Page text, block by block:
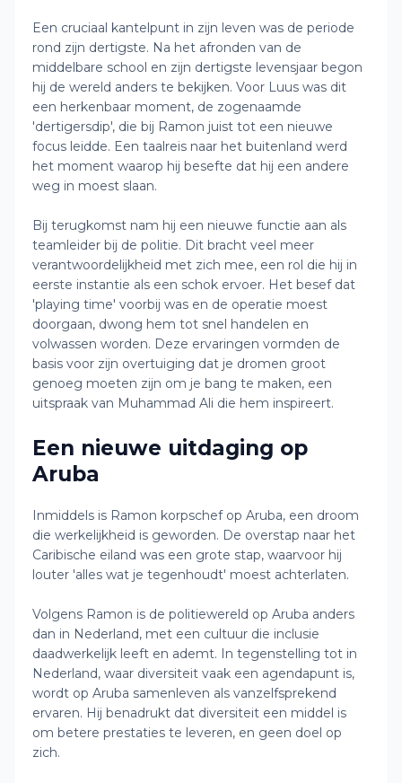
Een cruciaal kantelpunt in zijn leven was de periode
rond zijn dertigste. Na het afronden van de
middelbare school en zijn dertigste levensjaar begon
hij de wereld anders te bekijken. Voor Luus was dit
een herkenbaar moment, de zogenaamde
'dertigersdip', die bij Ramon juist tot een nieuwe
focus leidde. Een taalreis naar het buitenland werd
het moment waarop hij besefte dat hij een andere
weg in moest slaan.
Bij terugkomst nam hij een nieuwe functie aan als
teamleider bij de politie. Dit bracht veel meer
verantwoordelijkheid met zich mee, een rol die hij in
eerste instantie als een schok ervoer. Het besef dat
'playing time' voorbij was en de operatie moest
doorgaan, dwong hem tot snel handelen en
volwassen worden. Deze ervaringen vormden de
basis voor zijn overtuiging dat je dromen groot
genoeg moeten zijn om je bang te maken, een
uitspraak van Muhammad Ali die hem inspireert.
Een nieuwe uitdaging op
Aruba
Inmiddels is Ramon korpschef op Aruba, een droom
die werkelijkheid is geworden. De overstap naar het
Caribische eiland was een grote stap, waarvoor hij
louter 'alles wat je tegenhoudt' moest achterlaten.
Volgens Ramon is de politiewereld op Aruba anders
dan in Nederland, met een cultuur die inclusie
daadwerkelijk leeft en ademt. In tegenstelling tot in
Nederland, waar diversiteit vaak een agendapunt is,
wordt op Aruba samenleven als vanzelfsprekend
ervaren. Hij benadrukt dat diversiteit een middel is
om betere prestaties te leveren, en geen doel op
zich.